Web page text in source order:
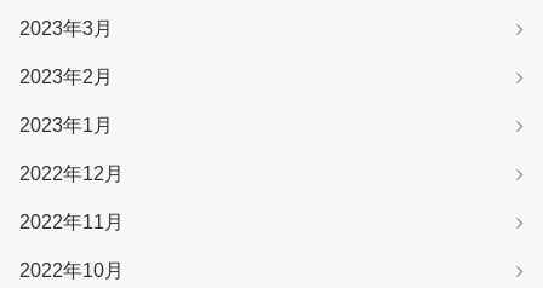
2023年3月
2023年2月
2023年1月
2022年12月
2022年11月
2022年10月